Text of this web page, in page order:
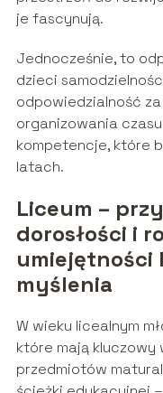
je fascynują.
Jednocześnie, to
dzieci
odpowiedzialność
organizowania
kompetencje, które
latach.
Liceum –
dorosłości i
myślenia
W wieku licealnym
które mają kluczowy
przedmiotów